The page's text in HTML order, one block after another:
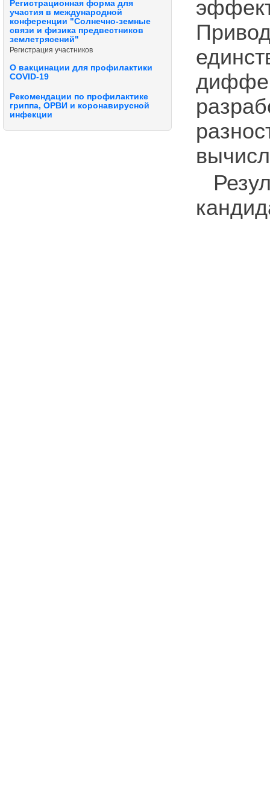
Регистрационная форма для
участия в международной
конференции "Солнечно-земные
связи и физика предвестников
землетрясений"
Регистрация участников
О вакцинации для профилактики
COVID-19
Рекомендации по профилактике
гриппа, ОРВИ и коронавирусной
инфекции